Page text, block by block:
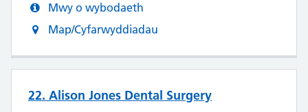
Mwy o wybodaeth
Map/Cyfarwyddiadau
22. Alison Jones Dental Surgery